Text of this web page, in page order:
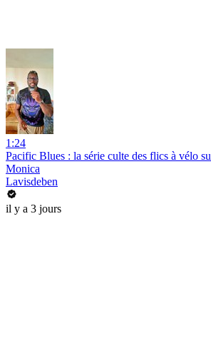
1:24
Pacific Blues : la série culte des flics à vélo
Monica
Lavisdeben
il y a 3 jours